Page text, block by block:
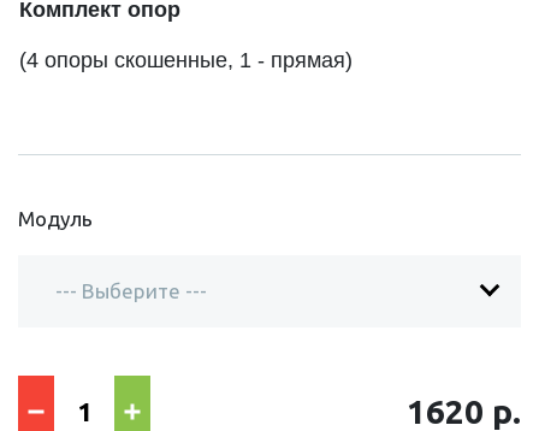
Комплект опор
(4 опоры скошенные, 1 - прямая)
Модуль
1620 р.